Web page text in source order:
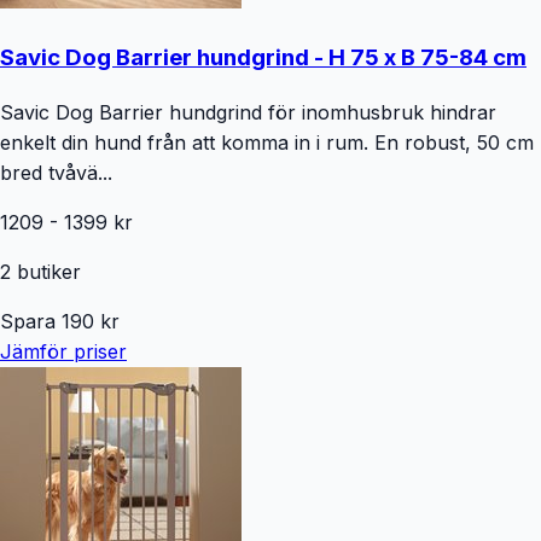
Savic Dog Barrier hundgrind - H 75 x B 75-84 cm
Savic Dog Barrier hundgrind för inomhusbruk hindrar
enkelt din hund från att komma in i rum. En robust, 50 cm
bred tvåvä...
1209 - 1399 kr
2 butiker
Spara 190 kr
Jämför priser